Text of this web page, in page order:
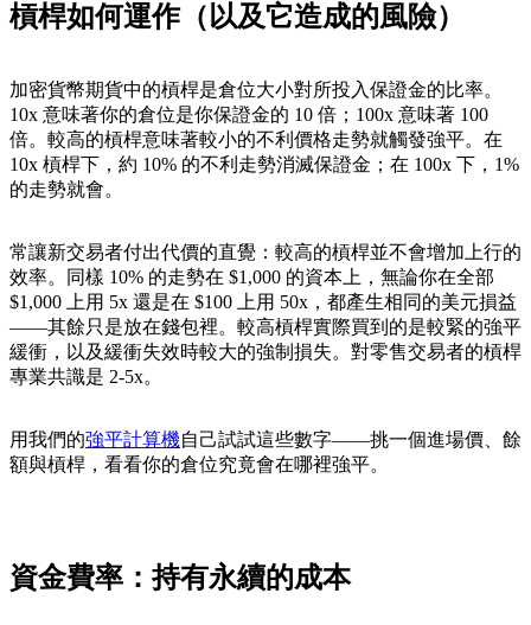
槓桿如何運作（以及它造成的風險）
加密貨幣期貨中的槓桿是倉位大小對所投入保證金的比率。
10x 意味著你的倉位是你保證金的 10 倍；100x 意味著 100
倍。較高的槓桿意味著較小的不利價格走勢就觸發強平。在
10x 槓桿下，約 10% 的不利走勢消滅保證金；在 100x 下，1%
的走勢就會。
常讓新交易者付出代價的直覺：較高的槓桿並不會增加上行的
效率。同樣 10% 的走勢在 $1,000 的資本上，無論你在全部
$1,000 上用 5x 還是在 $100 上用 50x，都產生相同的美元損益
——其餘只是放在錢包裡。較高槓桿實際買到的是較緊的強平
緩衝，以及緩衝失效時較大的強制損失。對零售交易者的槓桿
專業共識是 2-5x。
用我們的強平計算機自己試試這些數字——挑一個進場價、餘
額與槓桿，看看你的倉位究竟會在哪裡強平。
資金費率：持有永續的成本